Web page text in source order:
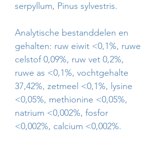
serpyllum, Pinus sylvestris.
Analytische bestanddelen en
gehalten: ruw eiwit <0,1%, ruwe
celstof 0,09%, ruw vet 0,2%,
ruwe as <0,1%, vochtgehalte
37,42%, zetmeel <0,1%, lysine
<0,05%, methionine <0,05%,
natrium <0,002%, fosfor
<0,002%, calcium <0,002%.